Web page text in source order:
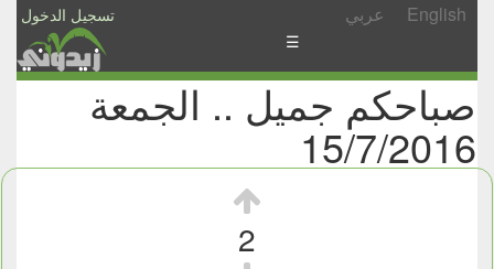
تسجيل الدخول عربي English
الأخبار
والمشاركات
☰
صباحكم جميل .. الجمعة
15/7/2016
2